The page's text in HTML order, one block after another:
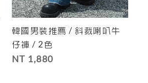
Cart
韓國男裝推薦 / 斜裁喇叭牛
仔褲 / 2色
NT 1,880